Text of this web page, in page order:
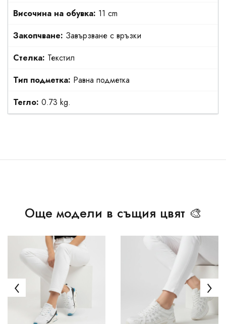
Височина на обувка: 11 cm
Закопчване: Завързване с връзки
Стелка: Текстил
Тип подметка: Равна подметка
Тегло: 0.73 kg.
Още модели в същия цвят 🎨